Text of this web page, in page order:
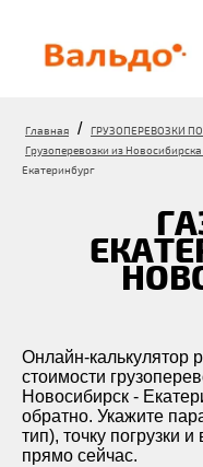
Главная / ГРУЗОПЕРЕВОЗКИ
Грузоперевозки из
Екатеринбург
Онлайн-калькулятор
стоимости
Новосибирск -
обратно. Укажите
тип), точку погрузки
прямо сейчас.